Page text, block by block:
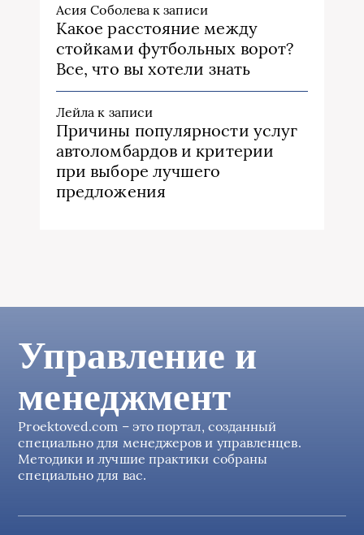
Асия Соболева к записи
Какое расстояние между
стойками футбольных ворот?
Все, что вы хотели знать
Лейла к записи
Причины популярности услуг
автоломбардов и критерии
при выборе лучшего
предложения
Управление и
менеджмент
Proektoved.com – это портал, созданный
специально для менеджеров и управленцев.
Методики и лучшие практики собраны
специально для вас.